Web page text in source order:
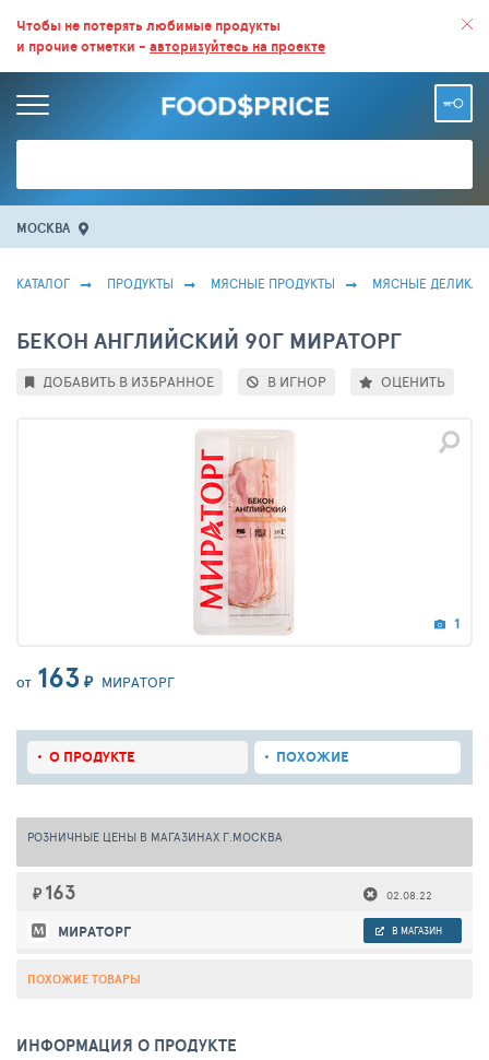
ВСЕ СКИДКИ И ВЫГОДНЫЕ ЦЕНЫ НА ПРОДУКТЫ В МАГАЗИНАХ.
БОЛЬШЕ 100 000 ТОВАРОВ. ЕЖЕДНЕВНОЕ ОБНОВЛЕНИЕ ЦЕН.
Чтобы не потерять любимые продукты
и прочие отметки - авторизуйтесь на проекте
МОСКВА
КАТАЛОГ ПРОДУКТЫ МЯСНЫЕ ПРОДУКТЫ МЯСНЫЕ
БЕКОН АНГЛИЙСКИЙ 90Г МИРАТОРГ
1
ОТ 163 ₽ МИРАТОРГ
ДОБАВИТЬ В ИЗБРАННОЕ В ИГНОР ОЦЕНИТЬ
О ПРОДУКТЕ ПОХОЖИЕ
РОЗНИЧНЫЕ ЦЕНЫ В МАГАЗИНАХ Г.МОСКВА
₽ 163 02.08.22
МИРАТОРГ В МАГАЗИН
ПОХОЖИЕ ТОВАРЫ
ИНФОРМАЦИЯ О ПРОДУКТЕ